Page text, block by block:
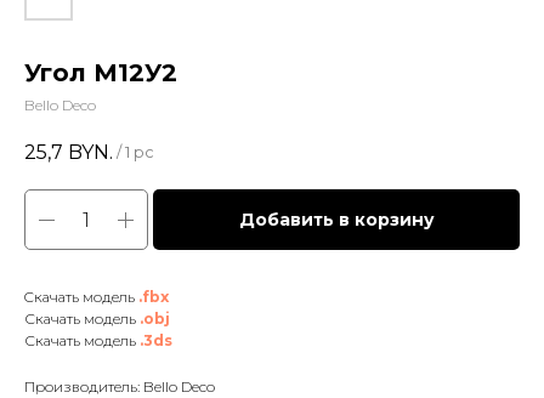
Угол М12У2
Bello Deco
25,7 BYN. / 1 pc
Добавить в корзину
Cкачать модель .fbx
Скачать модель .obj
Скачать модель .3ds
Производитель: Bello Deco